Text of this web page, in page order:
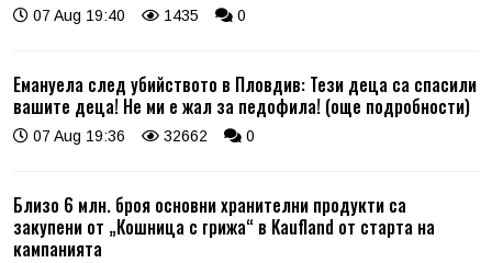
07 Aug 19:40 1435 0
Емануела след убийството в Пловдив: Тези деца са спасили
вашите деца! Не ми е жал за педофила! (още подробности)
07 Aug 19:36 32662 0
Близо 6 млн. броя основни хранителни продукти са
закупени от „Кошница с грижа“ в Kaufland от старта на
кампанията